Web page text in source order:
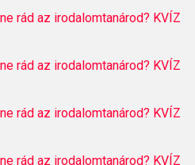
rád az irodalomtanárod? KVÍZ
rád az irodalomtanárod? KVÍZ
rád az irodalomtanárod? KVÍZ
rád az irodalomtanárod? KVÍZ